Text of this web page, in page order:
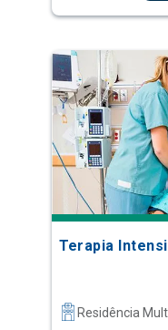
Terapia
Residência